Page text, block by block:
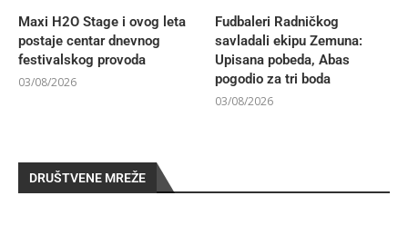
Maxi H2O Stage i ovog leta
postaje centar dnevnog
festivalskog provoda
03/08/2026
Fudbaleri Radničkog
savladali ekipu Zemuna:
Upisana pobeda, Abas
pogodio za tri boda
03/08/2026
DRUŠTVENE MREŽE